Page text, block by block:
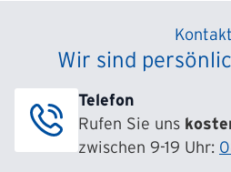
Kontakt
Wir sind
Telefon
Rufen Sie uns
zwischen 9-19 Uhr: